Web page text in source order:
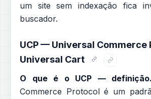
um site sem indexação fica
buscador.
UCP — Universal Commerce
Universal Cart
O que é o UCP — definição.
Commerce Protocol é um